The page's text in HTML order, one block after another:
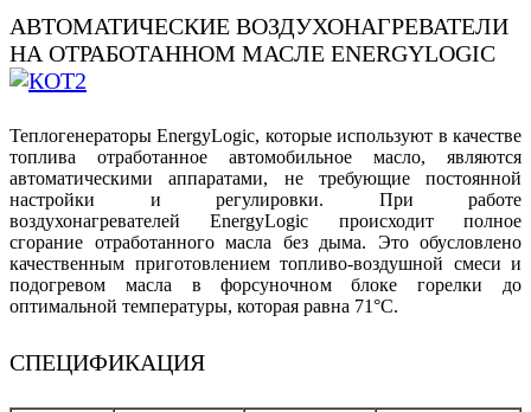
АВТОМАТИЧЕСКИЕ ВОЗДУХОНАГРЕВАТЕЛИ
НА ОТРАБОТАННОМ МАСЛЕ ENERGYLOGIC
Теплогенераторы EnergyLogic, которые используют в качестве
топлива отработанное автомобильное масло, являются
автоматическими аппаратами, не требующие постоянной
настройки и регулировки. При работе
воздухонагревателей EnergyLogic происходит полное
сгорание отработанного масла без дыма. Это обусловлено
качественным приготовлением топливо-воздушной смеси и
подогревом масла в форсуночном блоке горелки до
оптимальной температуры, которая равна 71°С.
СПЕЦИФИКАЦИЯ